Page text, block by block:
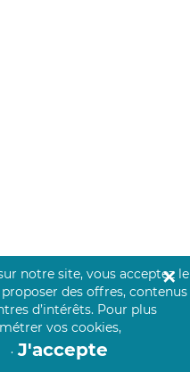
notre site, vous acceptez le
des offres, contenus
d’intérêts. Pour plus
vos cookies,
. J'accepte
✕